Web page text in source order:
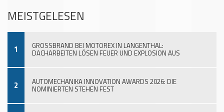
MEISTGELESEN
1 GROSSBRAND BEI MOTOREX IN LANGENTHAL:
DACHARBEITEN LÖSEN FEUER UND EXPLOSION AUS
2 AUTOMECHANIKA INNOVATION AWARDS 2026: DIE
NOMINIERTEN STEHEN FEST